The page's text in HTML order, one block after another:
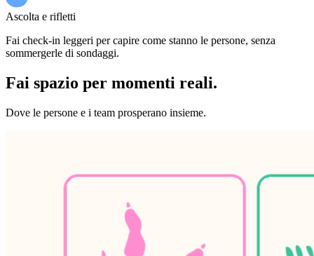
Ascolta e rifletti
Fai check-in leggeri per capire come stanno le persone, senza
sommergerle di sondaggi.
Fai spazio per momenti reali.
Dove le persone e i team prosperano insieme.